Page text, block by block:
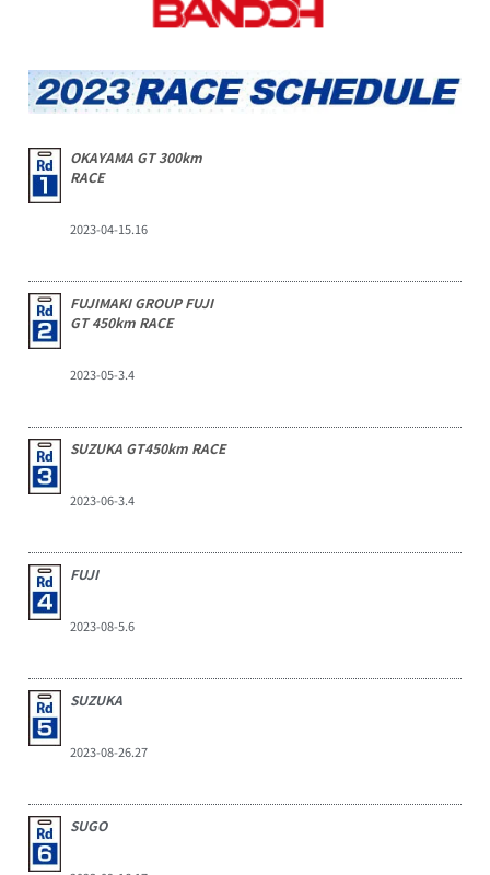
OKAYAMA GT 300km
RACE
2023-04-15.16
FUJIMAKI GROUP FUJI
GT 450km RACE
2023-05-3.4
SUZUKA GT450km RACE
2023-06-3.4
FUJI
2023-08-5.6
SUZUKA
2023-08-26.27
SUGO